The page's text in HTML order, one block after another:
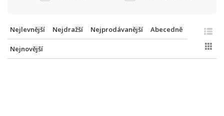
Nejlevnější Nejdražší Nejprodávanější Abecedně
Nejnovější